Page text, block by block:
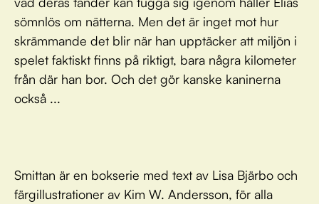
sömnlös om nätterna. Men det är inget mot hur
skrämmande det blir när han upptäcker att miljön i
spelet faktiskt finns på riktigt, bara några kilometer
från där han bor. Och det gör kanske kaninerna
också ...
Smittan är en bokserie med text av Lisa Bjärbo och
färgillustrationer av Kim W. Andersson, för alla